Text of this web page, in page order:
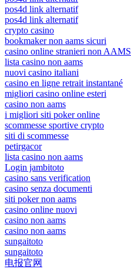
pos4d link alternatif
pos4d link alternatif
crypto casino
bookmaker non aams sicuri
casino online stranieri non AAMS
lista casino non aams
nuovi casino italiani
casino en ligne retrait instantané
migliori casino online esteri
casino non aams
i migliori siti poker online
scommesse sportive crypto
siti di scommesse
petirgacor
lista casino non aams
Login jambitoto
casino sans verification
casino senza documenti
siti poker non aams
casino online nuovi
casino non aams
casino non aams
sungaitoto
sungaitoto
电报官网